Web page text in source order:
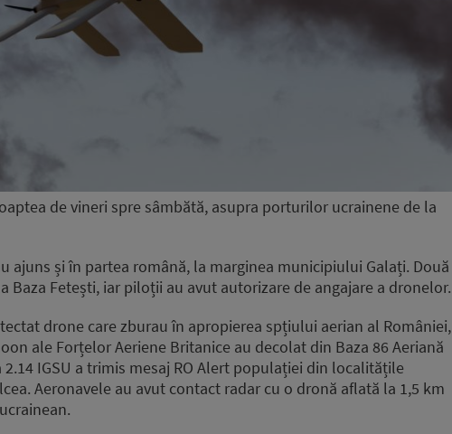
de vineri spre sâmbătă, asupra porturilor ucrainene de la
ajuns și în partea română, la marginea municipiului Galați. Două
Baza Fetești, iar piloții au avut autorizare de angajare a dronelor.
drone care zburau în apropierea spțiului aerian al României,
ale Forțelor Aeriene Britanice au decolat din Baza 86 Aeriană
2.14 IGSU a trimis mesaj RO Alert populației din localitățile
Aeronavele au avut contact radar cu o dronă aflată la 1,5 km